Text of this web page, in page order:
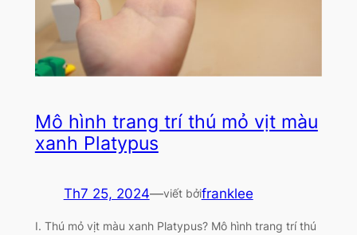
Mô hình trang trí thú mỏ vịt màu
xanh Platypus
Th7 25, 2024—viết bởifranklee
I. Thú mỏ vịt màu xanh Platypus? Mô hình trang trí thú